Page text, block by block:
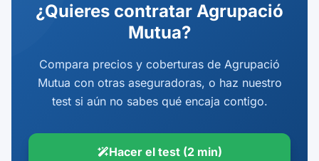
¿Quieres contratar Agrupació
Mutua?
Compara precios y coberturas de Agrupació
Mutua con otras aseguradoras, o haz nuestro
test si aún no sabes qué encaja contigo.
Hacer el test (2 min)